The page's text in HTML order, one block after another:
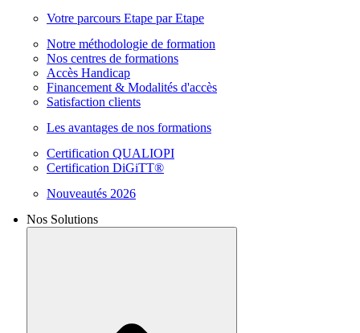
Votre parcours Etape par Etape
Notre méthodologie de formation
Nos centres de formations
Accès Handicap
Financement & Modalités d'accès
Satisfaction clients
Les avantages de nos formations
Certification QUALIOPI
Certification DiGiTT®
Nouveautés 2026
Nos Solutions